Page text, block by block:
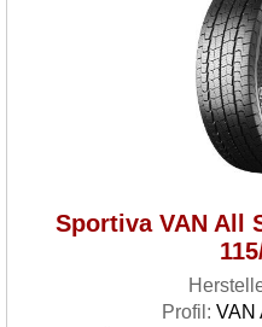
Sportiva VAN All
Profil: VAN